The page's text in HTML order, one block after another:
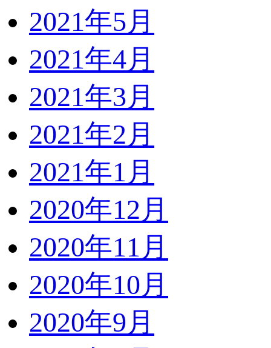
2021年5月
2021年4月
2021年3月
2021年2月
2021年1月
2020年12月
2020年11月
2020年10月
2020年9月